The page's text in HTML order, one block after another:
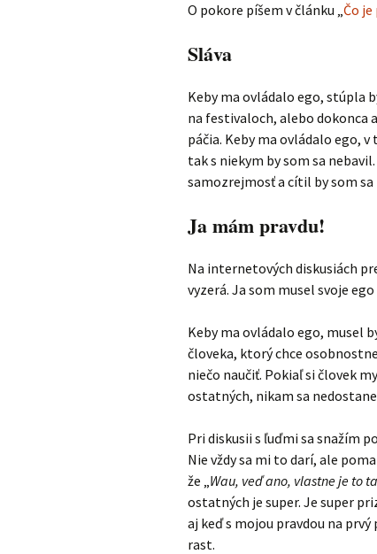
O pokore píšem v článku „Čo je
Sláva
Keby ma ovládalo ego, stúpla
na festivaloch, alebo dokonca
páčia. Keby ma ovládalo ego,
tak s niekym by som sa
samozrejmosť a cítil by som sa
Ja mám pravdu!
Na internetových diskusiách
vyzerá. Ja som musel svoje
Keby ma ovládalo ego, musel
človeka, ktorý chce
niečo naučiť. Pokiaľ si človek
ostatných, nikam sa
Pri diskusii s ľuďmi sa snažím
Nie vždy sa mi to darí, ale
že „Wau, veď ano, vlastne je to
ostatných je super. Je super
aj keď s mojou pravdou na
rast.